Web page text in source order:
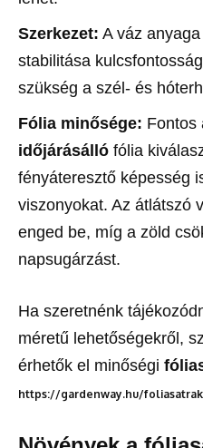
Szerkezet: A váz
stabilitása
szükség a szél- és
Fólia minősége: Fontos
időjárásálló fólia
fényáteresztő képesség
viszonyokat. Az átlátszó
enged be, míg a zöld
napsugárzást.
Ha szeretnénk
méretű lehetőségekről,
érhetők el minőségi
https://gardenway.hu/foliasatrak